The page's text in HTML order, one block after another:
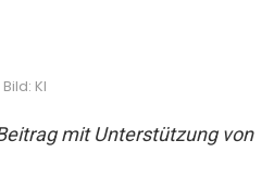
Bild: KI
mit Unterstützung von